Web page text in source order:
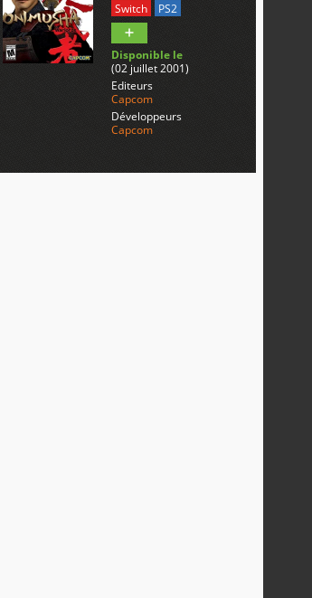
Switch
PS2
Disponible le
(02 juillet 2001)
Editeurs
Capcom
Développeurs
Capcom